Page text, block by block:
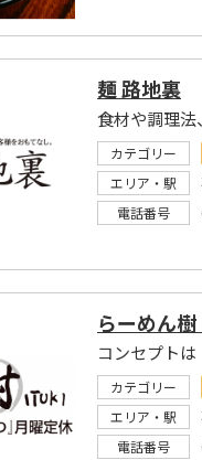
麺 路地裏
食材や調理法
カテゴリー
エリア・駅
電話番号
らーめん
コンセプトは
カテゴリー
エリア・駅
電話番号